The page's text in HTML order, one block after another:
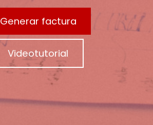
Generar factura
Videotutorial